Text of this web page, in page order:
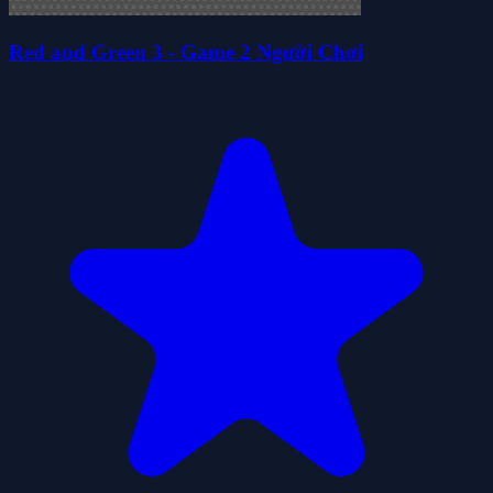
Red and Green 3 - Game 2 Người Chơi